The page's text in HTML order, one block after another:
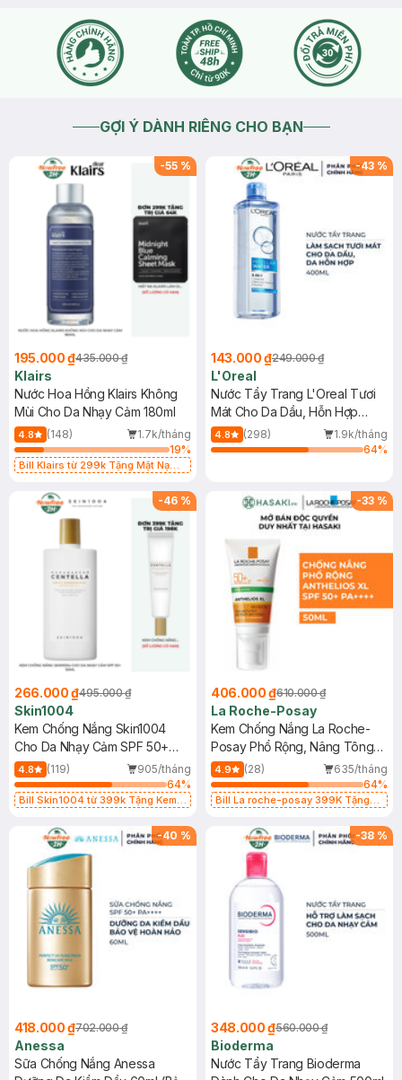
GỢI Ý DÀNH RIÊNG CHO BẠN
-55 %
195.000 ₫435.000 ₫
Klairs
Nước Hoa Hồng Klairs Không
Mùi Cho Da Nhạy Cảm 180ml
4.8 (148)
1.7k/tháng
19%
Bill Klairs từ 299k Tặng Mặt Nạ
25ml (SL Có Hạn)
-43 %
143.000 ₫249.000 ₫
L'Oreal
Nước Tẩy Trang L'Oreal Tươi
Mát Cho Da Dầu, Hỗn Hợp
400ml
4.8 (298)
1.9k/tháng
64%
-46 %
266.000 ₫495.000 ₫
Skin1004
Kem Chống Nắng Skin1004
Cho Da Nhạy Cảm SPF 50+
50ml
4.8 (119)
905/tháng
64%
Bill Skin1004 từ 399k Tặng Kem
SPF 50+ 20ml (SL Có Hạn)
-33 %
406.000 ₫610.000 ₫
La Roche-Posay
Kem Chống Nắng La Roche-
Posay Phổ Rộng, Nâng Tông
Kiềm Dầu 50ml
4.9 (28)
635/tháng
64%
Bill La roche-posay 399K Tặng
(SL có hạn)
-40 %
418.000 ₫702.000 ₫
Anessa
Sữa Chống Nắng Anessa
-38 %
348.000 ₫560.000 ₫
Bioderma
Nước Tẩy Trang Bioderma